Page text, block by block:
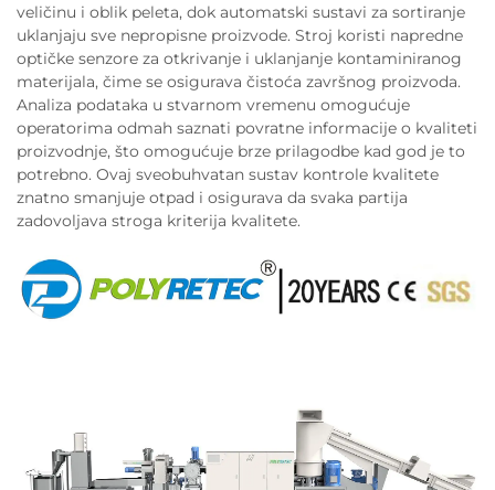
veličinu i oblik peleta, dok automatski sustavi za sortiranje
uklanjaju sve nepropisne proizvode. Stroj koristi napredne
optičke senzore za otkrivanje i uklanjanje kontaminiranog
materijala, čime se osigurava čistoća završnog proizvoda.
Analiza podataka u stvarnom vremenu omogućuje
operatorima odmah saznati povratne informacije o kvaliteti
proizvodnje, što omogućuje brze prilagodbe kad god je to
potrebno. Ovaj sveobuhvatan sustav kontrole kvalitete
znatno smanjuje otpad i osigurava da svaka partija
zadovoljava stroga kriterija kvalitete.